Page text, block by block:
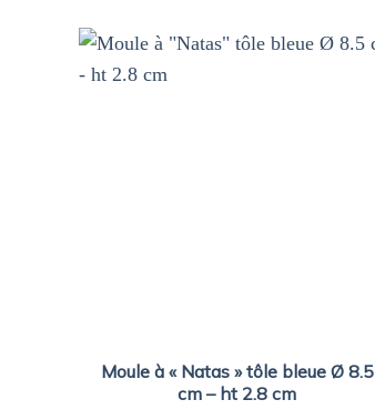
Moule à « Natas » tôle bleue Ø 8.5
cm – ht 2.8 cm